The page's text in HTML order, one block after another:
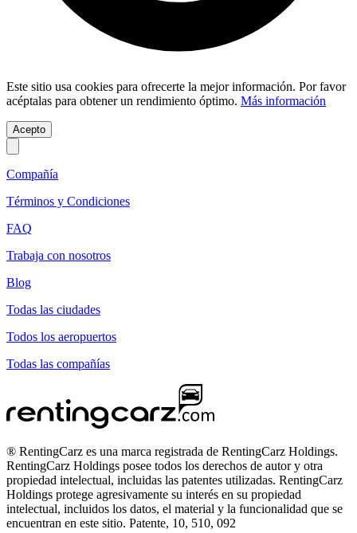
Este sitio usa cookies para ofrecerte la mejor información. Por favor
acéptalas para obtener un rendimiento óptimo. Más información
Acepto
Compañía
Términos y Condiciones
FAQ
Trabaja con nosotros
Blog
Todas las ciudades
Todos los aeropuertos
Todas las compañías
® RentingCarz es una marca registrada de RentingCarz Holdings.
RentingCarz Holdings posee todos los derechos de autor y otra
propiedad intelectual, incluidas las patentes utilizadas. RentingCarz
Holdings protege agresivamente su interés en su propiedad
intelectual, incluidos los datos, el material y la funcionalidad que se
encuentran en este sitio. Patente, 10, 510, 092